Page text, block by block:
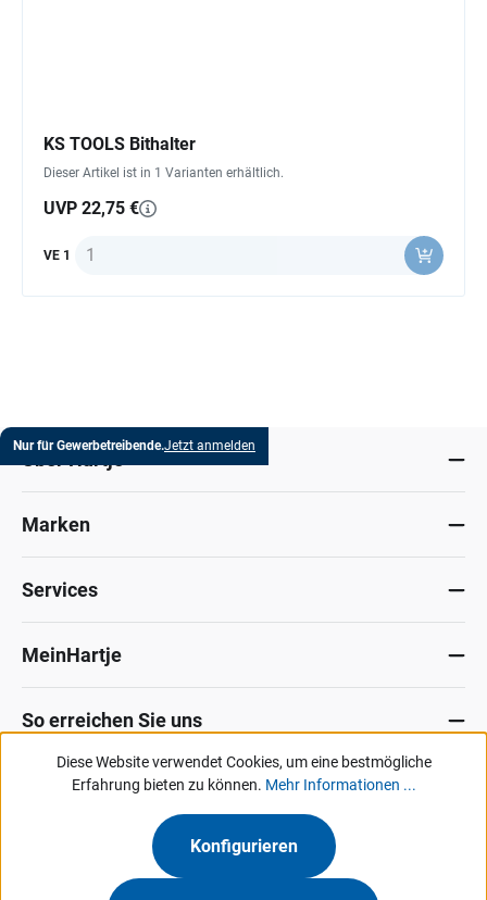
KS TOOLS Bithalter
Dieser Artikel ist in 1 Varianten erhältlich.
UVP 22,75 €
VE 1 Anzahl
Nur für Gewerbetreibende.Jetzt anmelden
Marken
Services
MeinHartje
So erreichen Sie uns
Datenschutz ImpressumAllg. Verkaufsbedingungen
KontaktHinweisgeber-Portal
Unsere Angebote & Services richten sich ausschließlich an Industrie, Handel,
Diese Website verwendet Cookies, um eine bestmögliche
Erfahrung bieten zu können. Mehr Informationen ...
Konfigurieren